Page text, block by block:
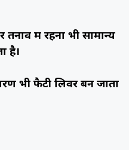
में रहना भी सामान्य
है।
भी फैटी लिवर बन जाता